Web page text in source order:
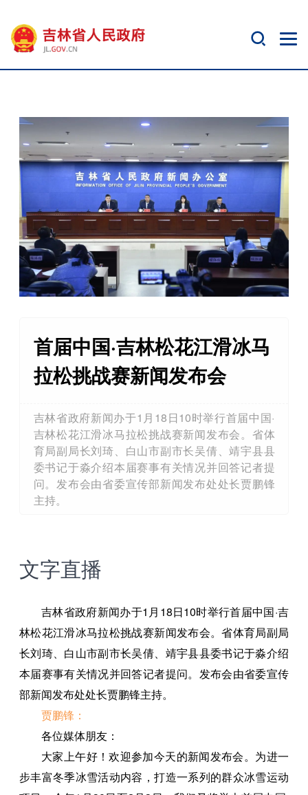
首届中国·吉林松花江滑冰马
拉松挑战赛新闻发布会
吉林省政府新闻办于1月18日10时举行首届中国·
吉林松花江滑冰马拉松挑战赛新闻发布会。省体
育局副局长刘琦、白山市副市长吴倩、靖宇县县
委书记于淼介绍本届赛事有关情况并回答记者提
问。发布会由省委宣传部新闻发布处处长贾鹏锋
主持。
文字直播
吉林省政府新闻办于1月18日10时举行首届中国·吉
林松花江滑冰马拉松挑战赛新闻发布会。省体育局副局
长刘琦、白山市副市长吴倩、靖宇县县委书记于淼介绍
本届赛事有关情况并回答记者提问。发布会由省委宣传
部新闻发布处处长贾鹏锋主持。
贾鹏锋：
各位媒体朋友：
大家上午好！欢迎参加今天的新闻发布会。为进一
步丰富冬季冰雪活动内容，打造一系列的群众冰雪运动